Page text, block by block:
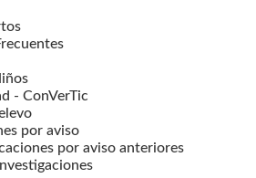
- ConVerTic
por aviso
por aviso anteriores